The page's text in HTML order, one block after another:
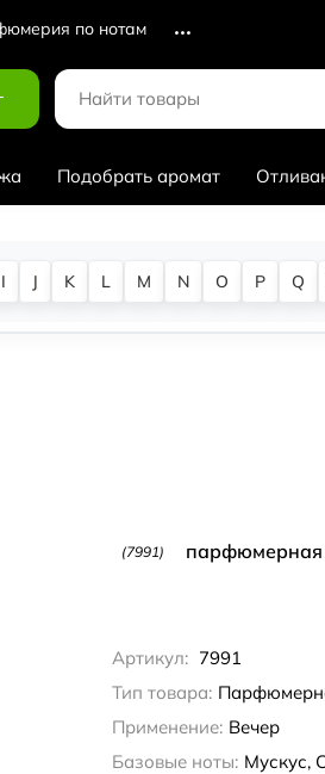
по нотам
Подобрать аромат
I J K L M N O P Q
(7991) парфюмерная
Артикул: 7991
Тип товара:
Применение: Вечер
Базовые ноты: Мускус,